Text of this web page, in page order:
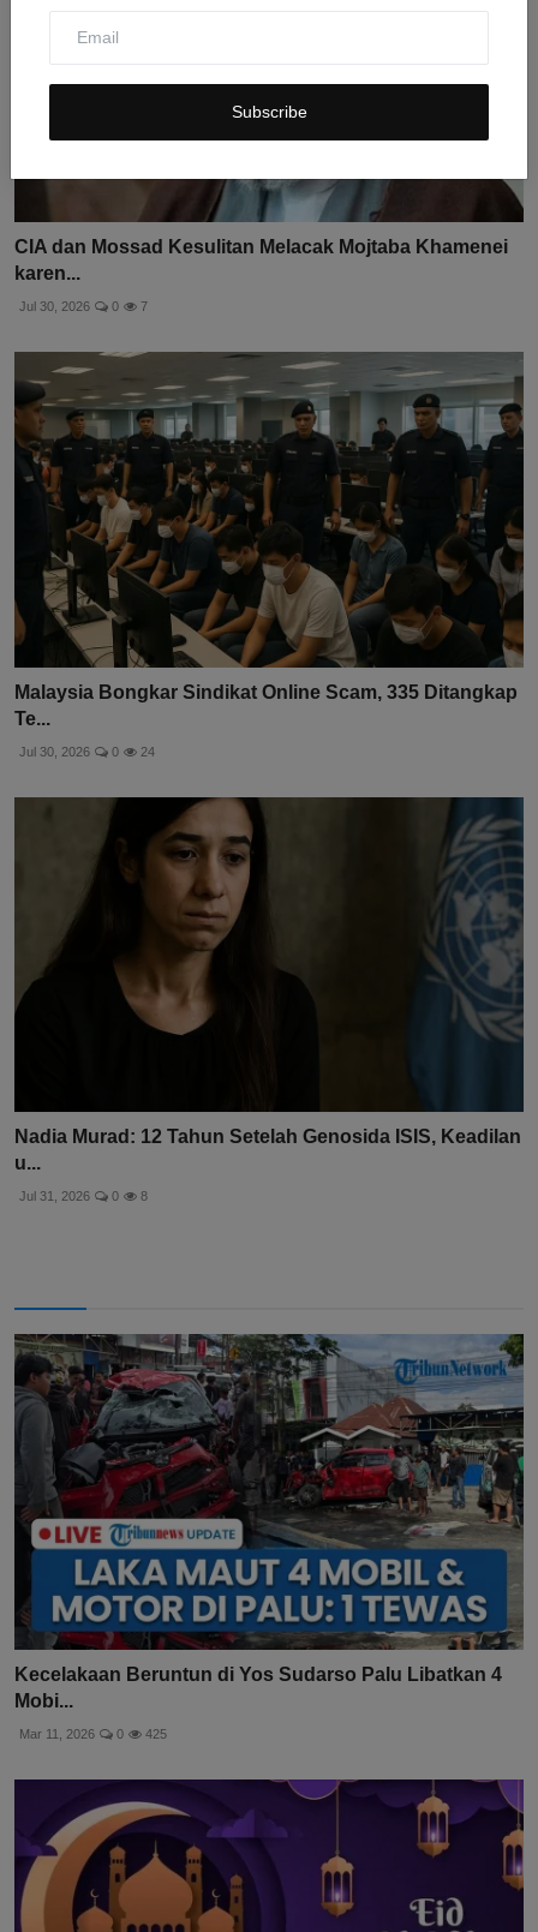
Subscribe
CIA dan Mossad Kesulitan Melacak Mojtaba Khamenei
karen...
Jul 30, 2026 0 7
Malaysia Bongkar Sindikat Online Scam, 335 Ditangkap
Te...
Jul 30, 2026 0 24
Nadia Murad: 12 Tahun Setelah Genosida ISIS, Keadilan
u...
Jul 31, 2026 0 8
Kecelakaan Beruntun di Yos Sudarso Palu Libatkan 4
Mobi...
Mar 11, 2026 0 425